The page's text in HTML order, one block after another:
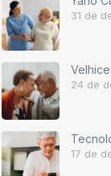
31 de
24 de
17 de